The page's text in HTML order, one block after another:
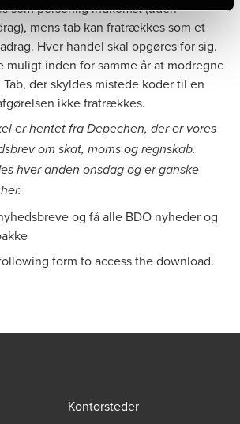
som personlig indkomst (uden
mens tab kan fratrækkes som et
Hver handel skal opgøres for sig.
muligt inden for samme år at modregne
der skyldes mistede koder til en
ikke fratrækkes.
er hentet fra Depechen, der er vores
om skat, moms og regnskab.
hver anden onsdag og er ganske
her.
og få alle BDO nyheder og
form to access the download.
Kontorsteder